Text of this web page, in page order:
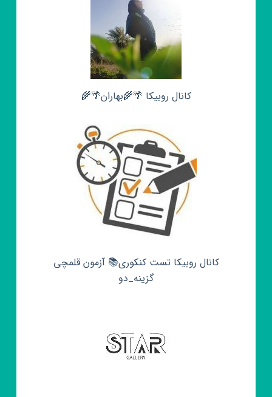
کانال روبیکا 🌴🌾بهاران🌴🌾
کانال روبیکا تست کنکوری📚 آزمون قلمچی‌‌
گزینه_دو